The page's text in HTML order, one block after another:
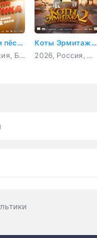
Папа, купи пёсика
2026, Россия, Беларусь, мультфильм, семейный, приключения
Коты Эрмитажа 2. Тайна египетского зала
2026, Россия, мультфильм, семейный, приключения